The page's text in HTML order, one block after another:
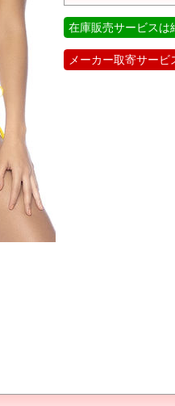
在庫販売サービスは
メーカー取寄サー